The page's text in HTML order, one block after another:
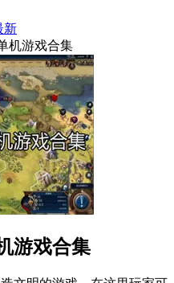
新
机游戏合集
游戏合集